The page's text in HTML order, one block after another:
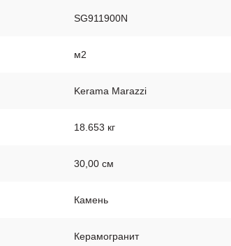
SG911900N
м2
Kerama Marazzi
18.653 кг
30,00 см
Камень
Керамогранит